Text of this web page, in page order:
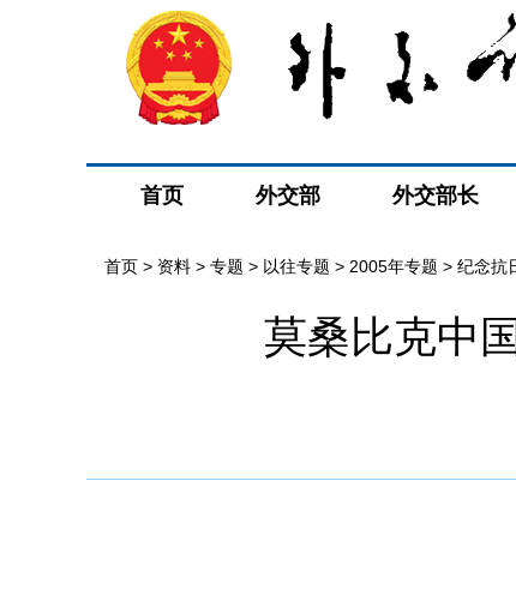
首页 外交部 外交部长
首页 > 资料 > 专题 > 以往专题 > 2005年专题 > 纪念抗
莫桑比克中